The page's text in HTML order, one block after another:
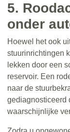
5.
onder
Hoewel het ook
stuurinrichtingen
lekken door een
reservoir. Een
naar de
gediagnosticeerd
waarschijnlijke